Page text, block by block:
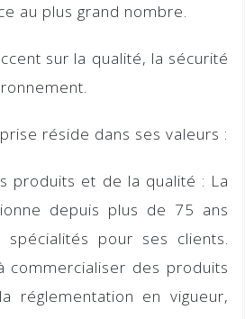
au plus grand nombre.
sur la qualité, la sécurité
réside dans ses valeurs :
produits et de la qualité : La
depuis plus de 75 ans
spécialités pour ses clients.
commercialiser des produits
réglementation en vigueur,